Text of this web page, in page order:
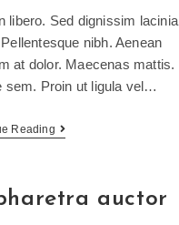
libero. Sed dignissim lacinia
nibh. Aenean
at dolor. Maecenas mattis.
sem. Proin ut ligula vel…
Reading
auctor